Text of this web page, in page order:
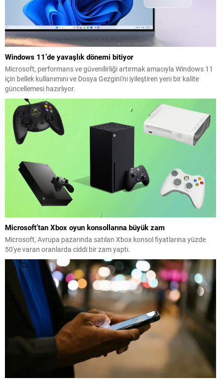
Windows 11’de yavaşlık dönemi bitiyor
Microsoft, performans ve güvenilirliği artırmak amacıyla Windows 11
için bellek kullanımını ve Dosya Gezgini'ni iyileştiren yeni bir kalite
güncellemesi hazırlıyor.
Microsoft’tan Xbox oyun konsollarına büyük zam
Microsoft, Avrupa pazarında satılan Xbox konsol fiyatlarına yüzde
50'ye varan oranlarda ciddi bir zam yaptı.